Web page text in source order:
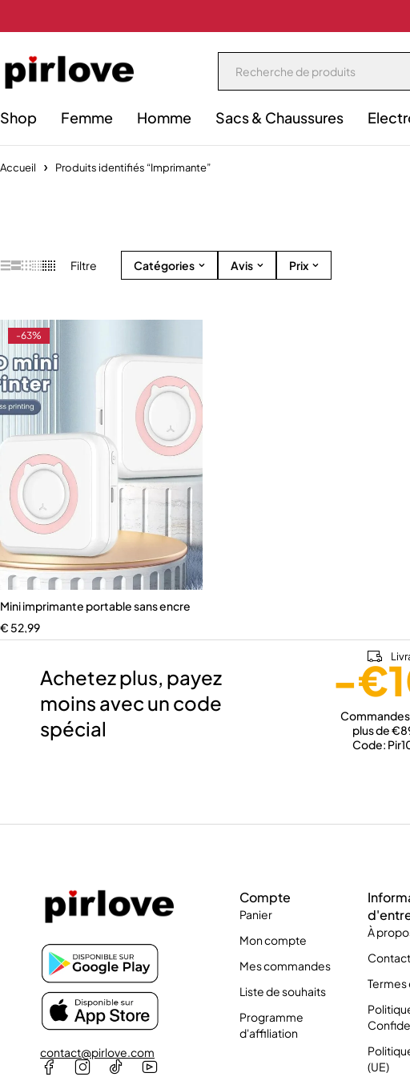
Shop Femme Homme Sacs & Chaussures
Accueil Produits identifiés “Imprimante”
Filtre Catégories Avis Prix
-63%
Mini imprimante portable sans encre
€ 52,99
Achetez plus, payez
moins avec un code
spécial
-
plus de
Code:
contact@pirlove.com
Compte
Panier
Mon compte
Mes commandes
Liste de souhaits
Programme
d'affiliation
À
(UE)